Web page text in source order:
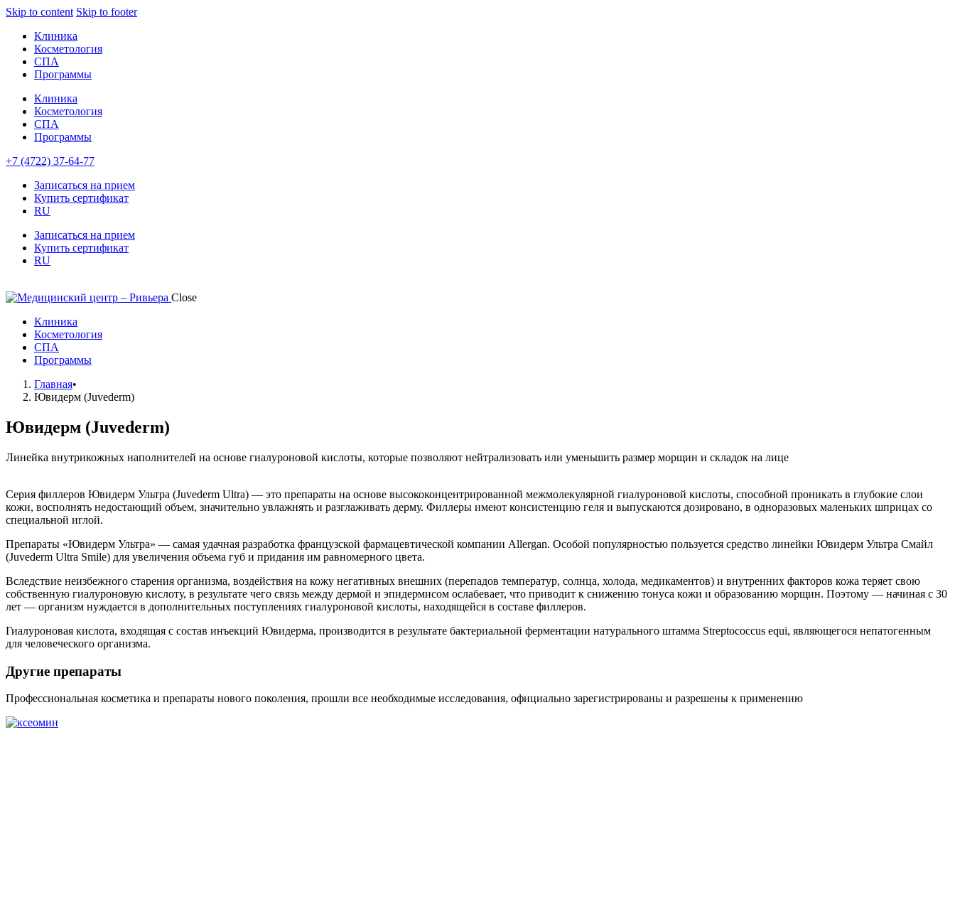
Skip to content Skip to footer
Клиника
Косметология
СПА
Программы
Клиника
Косметология
СПА
Программы
+7 (4722) 37-64-77
Записаться на прием
Купить сертификат
RU
Записаться на прием
Купить сертификат
RU
Close
Клиника
Косметология
СПА
Программы
Главная•
Ювидерм (Juvederm)
Ювидерм (Juvederm)
Линейка внутрикожных наполнителей на основе гиалуроновой кислоты, которые позволяют нейтрализовать или уменьшить размер морщин и складок на лице
Серия филлеров Ювидерм Ультра (Juvederm Ultra) — это препараты на основе высококонцентрированной межмолекулярной гиалуроновой кислоты, способной проникать в глубокие слои
кожи, восполнять недостающий объем, значительно увлажнять и разглаживать дерму. Филлеры имеют консистенцию геля и выпускаются дозировано, в одноразовых маленьких шприцах со
специальной иглой.
Препараты «Ювидерм Ультра» — самая удачная разработка французской фармацевтической компании Allergan. Особой популярностью пользуется средство линейки Ювидерм Ультра Смайл
(Juvederm Ultra Smile) для увеличения объема губ и придания им равномерного цвета.
Вследствие неизбежного старения организма, воздействия на кожу негативных внешних (перепадов температур, солнца, холода, медикаментов) и внутренних факторов кожа теряет свою
собственную гиалуроновую кислоту, в результате чего связь между дермой и эпидермисом ослабевает, что приводит к снижению тонуса кожи и образованию морщин. Поэтому — начиная с 30
лет — организм нуждается в дополнительных поступлениях гиалуроновой кислоты, находящейся в составе филлеров.
Гиалуроновая кислота, входящая с состав инъекций Ювидерма, производится в результате бактериальной ферментации натурального штамма Streptococcus equi, являющегося непатогенным
для человеческого организма.
Другие препараты
Профессиональная косметика и препараты нового поколения, прошли все необходимые исследования, официально зарегистрированы и разрешены к применению